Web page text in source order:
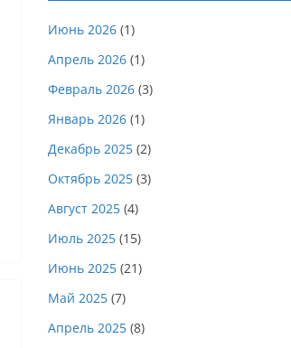
Июнь 2026 (1)
Апрель 2026 (1)
Февраль 2026 (3)
Январь 2026 (1)
Декабрь 2025 (2)
Октябрь 2025 (3)
Август 2025 (4)
Июль 2025 (15)
Июнь 2025 (21)
Май 2025 (7)
Апрель 2025 (8)